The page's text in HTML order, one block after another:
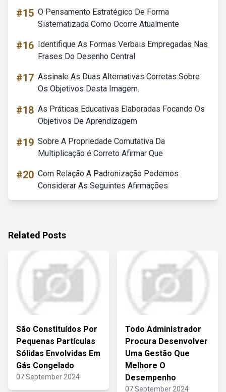
#15 O Pensamento Estratégico De Forma
Sistematizada Como Ocorre Atualmente
#16 Identifique As Formas Verbais Empregadas Nas
Frases Do Desenho Central
#17 Assinale As Duas Alternativas Corretas Sobre
Os Objetivos Desta Imagem.
#18 As Práticas Educativas Elaboradas Focando Os
Objetivos De Aprendizagem
#19 Sobre A Propriedade Comutativa Da
Multiplicação é Correto Afirmar Que
#20 Com Relação A Padronização Podemos
Considerar As Seguintes Afirmações
Related Posts
São Constituídos Por
Pequenas Partículas
Sólidas Envolvidas Em
Gás Congelado
07 September 2024
Todo Administrador
Procura Desenvolver
Uma Gestão Que
Melhore O
Desempenho
07 September 2024